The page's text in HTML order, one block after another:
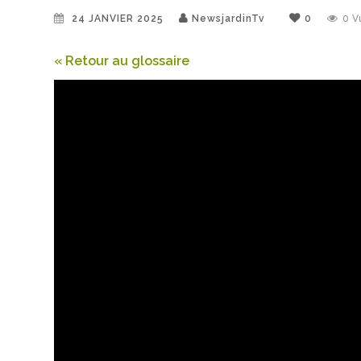
24 JANVIER 2025 NewsjardinTv 0 0
« Retour au glossaire